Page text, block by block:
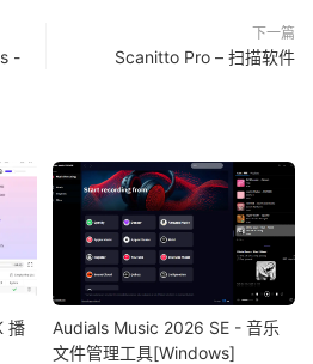
-
下一篇
Scanitto Pro – 扫描软件
播
Audials Music 2026 SE - 音乐
文件管理工具[Windows]